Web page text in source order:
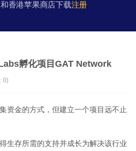
香港苹果商店下载注册
孵化项目GAT Network
0)
资金的方式，但建立一个项目远不止
生存所需的支持并成长为解决该行业